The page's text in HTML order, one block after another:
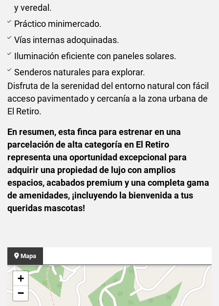
y veredal.
Práctico minimercado.
Vías internas adoquinadas.
Iluminación eficiente con paneles solares.
Senderos naturales para explorar.
Disfruta de la serenidad del entorno natural con fácil
acceso pavimentado y cercanía a la zona urbana de
El Retiro.
En resumen, esta finca para estrenar en una
parcelación de alta categoría en El Retiro
representa una oportunidad excepcional para
adquirir una propiedad de lujo con amplios
espacios, acabados premium y una completa gama
de amenidades, ¡incluyendo la bienvenida a tus
queridas mascotas!
Mapa
+
−